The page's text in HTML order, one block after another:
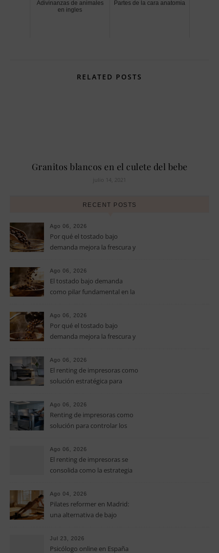
Adivinanzas de animales
en ingles
Partes de la cara anatomia
RELATED POSTS
Granitos blancos en el culete del bebe
julio 14, 2021
RECENT POSTS
Ago 06, 2026
Por qué el tostado bajo
demanda mejora la frescura y
especialidad
Ago 06, 2026
El tostado bajo demanda
como pilar fundamental en la
Ago 06, 2026
Por qué el tostado bajo
demanda mejora la frescura y
especialidad
Ago 06, 2026
El renting de impresoras como
solución estratégica para
pymes
Ago 06, 2026
Renting de impresoras como
solución para controlar los
pymes
Ago 06, 2026
El renting de impresoras se
consolida como la estrategia
operativos en las pequeñas y
medianas empresas
Ago 04, 2026
Pilates reformer en Madrid:
una alternativa de bajo
fuerza y movilidad
Jul 23, 2026
Psicólogo online en España